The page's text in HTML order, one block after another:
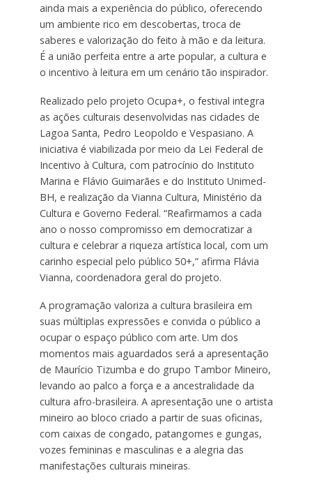
ainda mais a experiência do público, oferecendo
um ambiente rico em descobertas, troca de
saberes e valorização do feito à mão e da leitura.
É a união perfeita entre a arte popular, a cultura e
o incentivo à leitura em um cenário tão inspirador.
Realizado pelo projeto Ocupa+, o festival integra
as ações culturais desenvolvidas nas cidades de
Lagoa Santa, Pedro Leopoldo e Vespasiano. A
iniciativa é viabilizada por meio da Lei Federal de
Incentivo à Cultura, com patrocínio do Instituto
Marina e Flávio Guimarães e do Instituto Unimed-
BH, e realização da Vianna Cultura, Ministério da
Cultura e Governo Federal. “Reafirmamos a cada
ano o nosso compromisso em democratizar a
cultura e celebrar a riqueza artística local, com um
carinho especial pelo público 50+,” afirma Flávia
Vianna, coordenadora geral do projeto.
A programação valoriza a cultura brasileira em
suas múltiplas expressões e convida o público a
ocupar o espaço público com arte. Um dos
momentos mais aguardados será a apresentação
de Maurício Tizumba e do grupo Tambor Mineiro,
levando ao palco a força e a ancestralidade da
cultura afro-brasileira. A apresentação une o artista
mineiro ao bloco criado a partir de suas oficinas,
com caixas de congado, patangomes e gungas,
vozes femininas e masculinas e a alegria das
manifestações culturais mineiras.